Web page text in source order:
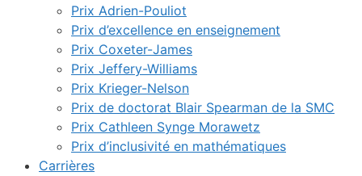
Prix Adrien-Pouliot
Prix d’excellence en enseignement
Prix Coxeter-James
Prix Jeffery-Williams
Prix Krieger-Nelson
Prix de doctorat Blair Spearman de la SMC
Prix Cathleen Synge Morawetz
Prix d’inclusivité en mathématiques
Carrières